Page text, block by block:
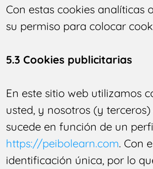
Con estas cookies analíticas
su permiso para colocar
5.3 Cookies publicitarias
En este sitio web utilizamos
usted, y nosotros (y
sucede en función de un
https://peibolearn.com. Con
identificación única, por lo